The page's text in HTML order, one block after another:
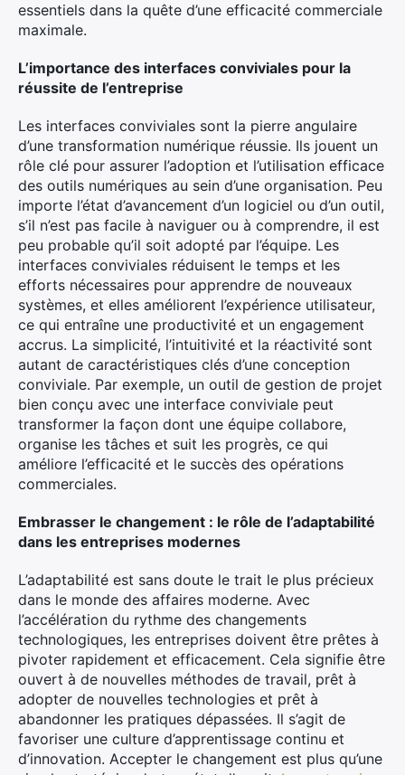
essentiels dans la quête d’une efficacité commerciale
maximale.
L’importance des interfaces conviviales pour la
réussite de l’entreprise
Les interfaces conviviales sont la pierre angulaire
d’une transformation numérique réussie. Ils jouent un
rôle clé pour assurer l’adoption et l’utilisation efficace
des outils numériques au sein d’une organisation. Peu
importe l’état d’avancement d’un logiciel ou d’un outil,
s’il n’est pas facile à naviguer ou à comprendre, il est
peu probable qu’il soit adopté par l’équipe. Les
interfaces conviviales réduisent le temps et les
efforts nécessaires pour apprendre de nouveaux
systèmes, et elles améliorent l’expérience utilisateur,
ce qui entraîne une productivité et un engagement
accrus. La simplicité, l’intuitivité et la réactivité sont
autant de caractéristiques clés d’une conception
conviviale. Par exemple, un outil de gestion de projet
bien conçu avec une interface conviviale peut
transformer la façon dont une équipe collabore,
organise les tâches et suit les progrès, ce qui
améliore l’efficacité et le succès des opérations
commerciales.
Embrasser le changement : le rôle de l’adaptabilité
dans les entreprises modernes
L’adaptabilité est sans doute le trait le plus précieux
dans le monde des affaires moderne. Avec
l’accélération du rythme des changements
technologiques, les entreprises doivent être prêtes à
pivoter rapidement et efficacement. Cela signifie être
ouvert à de nouvelles méthodes de travail, prêt à
adopter de nouvelles technologies et prêt à
abandonner les pratiques dépassées. Il s’agit de
favoriser une culture d’apprentissage continu et
d’innovation. Accepter le changement est plus qu’une